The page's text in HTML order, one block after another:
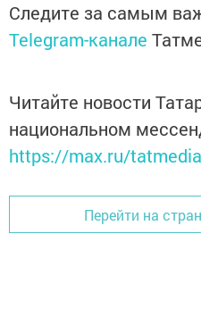
Следите за самым
Telegram-канале
Читайте новости
национальном
https://max.ru/tatmedia
Перейти на